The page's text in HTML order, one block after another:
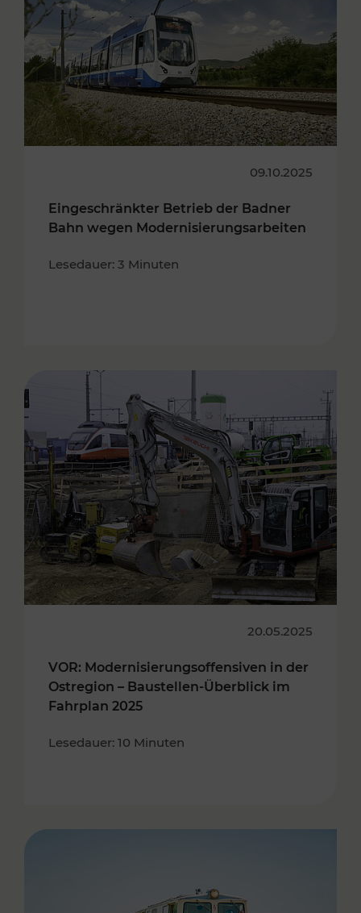
09.10.2025
Eingeschränkter Betrieb der Badner
Bahn wegen Modernisierungsarbeiten
Lesedauer: 3 Minuten
20.05.2025
VOR: Modernisierungsoffensiven in der
Ostregion – Baustellen-Überblick im
Fahrplan 2025
Lesedauer: 10 Minuten